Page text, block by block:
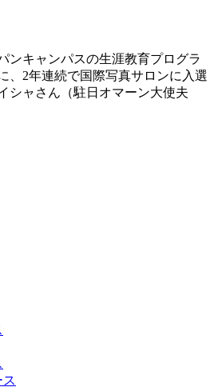
ンキャンパスの生涯教育プログラ
、2年連続で国際写真サロンに入選
ャさん（駐日オマーン大使夫